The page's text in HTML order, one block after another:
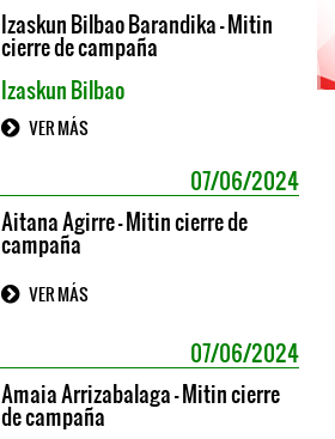
Izaskun Bilbao Barandika - Mitin
cierre de campaña
Izaskun Bilbao
VER MÁS
07/06/2024
Aitana Agirre - Mitin cierre de
campaña
VER MÁS
07/06/2024
Amaia Arrizabalaga - Mitin cierre
de campaña